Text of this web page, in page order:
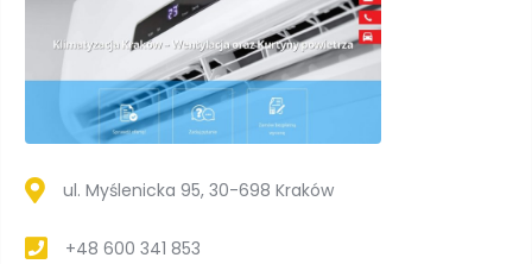
ul. Myślenicka 95, 30-698 Kraków
+48 600 341 853